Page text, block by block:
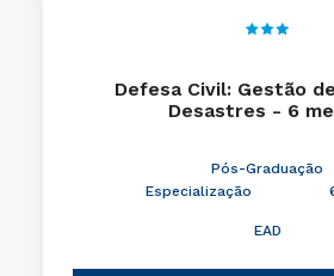
Defesa Civil: Gestão
Desastres - 6
Pós-Graduação
Especialização
EAD